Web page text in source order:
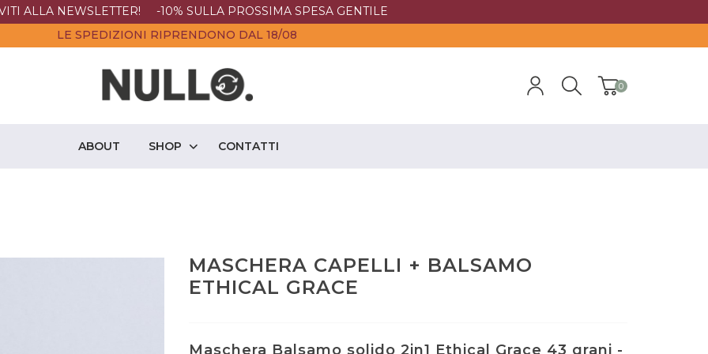
ALLA NEWSLETTER! -10% SULLA PROSSIMA SPESA GENTILE
LE SPEDIZIONI RIPRENDONO DAL 18/08
0
ABOUT SHOP CONTATTI
MASCHERA CAPELLI + BALSAMO
ETHICAL GRACE
Maschera Balsamo solido 2in1 Ethical Grace 43 grani -